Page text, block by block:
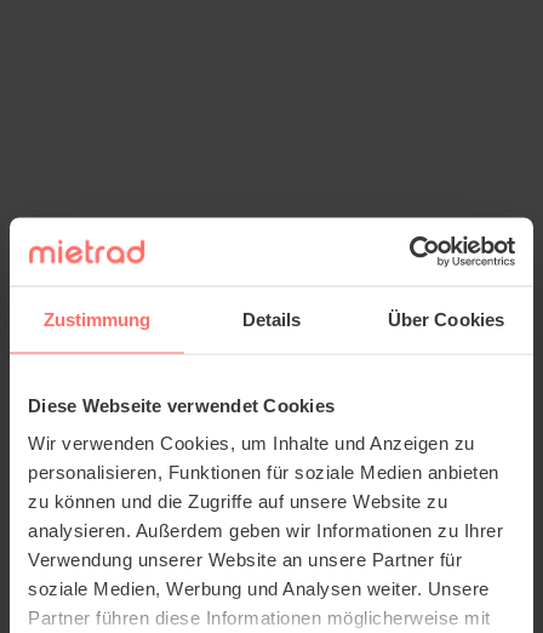
Zustimmung Details Über Cookies
Diese Webseite verwendet Cookies
Wir verwenden Cookies, um Inhalte und Anzeigen zu
personalisieren, Funktionen für soziale Medien anbieten
zu können und die Zugriffe auf unsere Website zu
analysieren. Außerdem geben wir Informationen zu Ihrer
Verwendung unserer Website an unsere Partner für
soziale Medien, Werbung und Analysen weiter. Unsere
Partner führen diese Informationen möglicherweise mit